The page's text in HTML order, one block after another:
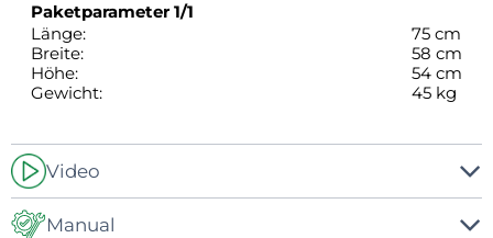
Paketparameter1/1
Länge:
75 cm
Breite:
58 cm
Höhe:
54 cm
Gewicht:
45 kg
Video
Manual